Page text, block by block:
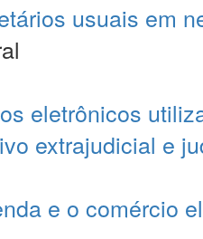
usuais em
eletrônicos
extrajudicial e
e o comércio